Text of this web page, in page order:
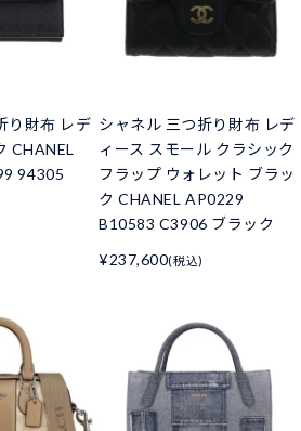
り財布 レデ
CHANEL
94305
シャネル 三つ折り財布 レデ
ィース スモール クラシック
フラップ ウォレット ブラッ
ク CHANEL AP0229
B10583 C3906 ブラック
¥237,600(税込)